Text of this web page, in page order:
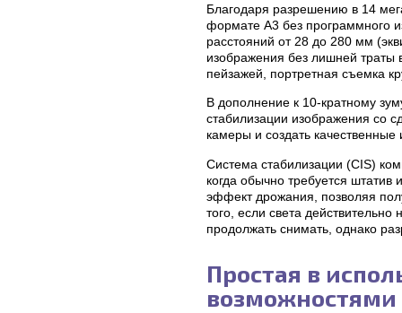
Благодаря разрешению в 14
формате A3 без программного
расстояний от 28 до 280 мм
изображения без лишней
пейзажей, портретная съемка
В дополнение к 10-кратному
стабилизации изображения со
камеры и создать
Система стабилизации (CIS)
когда обычно требуется
эффект дрожания, позволяя
того, если света
продолжать снимать, однако
Простая в
возможностями